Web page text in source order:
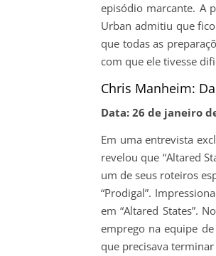
episódio marcante. A
Urban admitiu que
que todas as
com que ele tivesse
Chris Manheim:
Data: 26 de janeiro
Em uma entrevista
revelou que “Altared
um de seus roteiros
“Prodigal”.
em “Altared States”.
emprego na equipe
que precisava